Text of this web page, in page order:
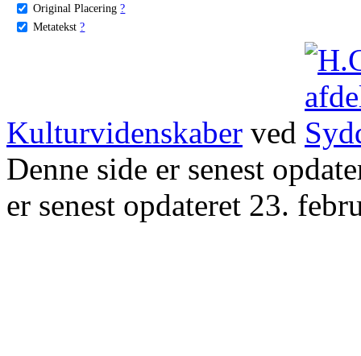
Original Placering ?
Metatekst ?
Kulturvidenskaber ved
Denne side er senest
er senest opdateret 23.